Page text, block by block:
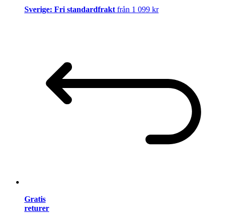
Sverige: Fri standardfrakt från 1 099 kr
Gratis
returer